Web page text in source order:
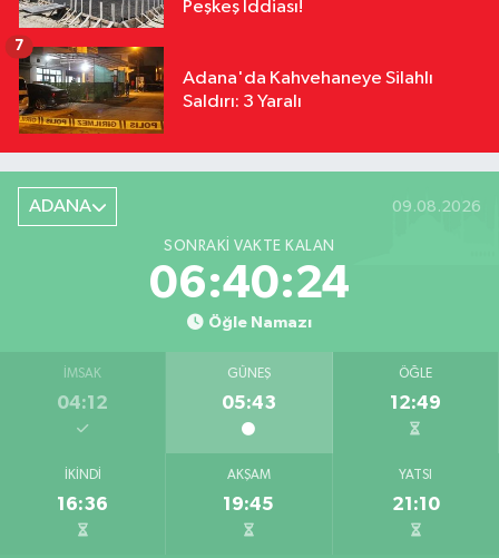
Peşkeş İddiası!
Adana'da Kahvehaneye Silahlı
Saldırı: 3 Yaralı
7
ADANA 09.08.2026
SONRAKI VAKTE KALAN
06:40:23
Öğle Namazı
İMSAK
04:12
GÜNEŞ
05:43
ÖĞLE
12:49
İKINDI
16:36
AKŞAM
19:45
YATSI
21:10